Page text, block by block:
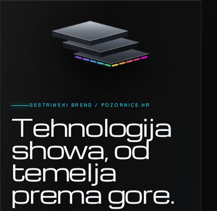
SESTRINSKI BREND / POZORNICE.HR
Tehnologija
showa, od
temelja
prema gore.